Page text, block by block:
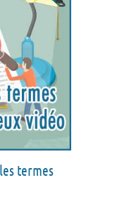
termes